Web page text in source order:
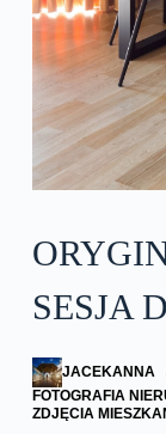
SESJA
JACEKANNA
FOTOGRAFIA
ZDJĘCIA